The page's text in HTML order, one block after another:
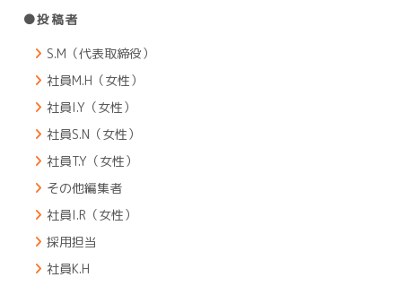
●投稿者
S.M（代表取締役）
社員M.H（女性）
社員I.Y（女性）
社員S.N（女性）
社員T.Y（女性）
その他編集者
社員I.R（女性）
採用担当
社員K.H